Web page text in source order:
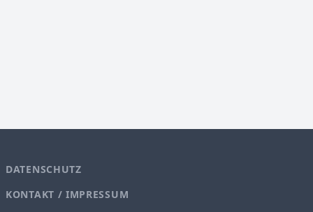
DATENSCHUTZ
KONTAKT / IMPRESSUM